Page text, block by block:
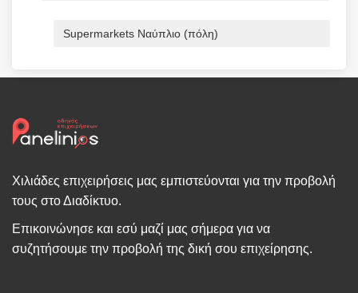
Supermarkets Ναύπλιο (πόλη)
Χιλιάδες επιχειρήσεις μας εμπιστεύονται για την προβολή
τους στο Διαδίκτυο.
Επικοινώνησε και εσύ μαζί μας σήμερα για να
συζητήσουμε την προβολή της δική σου επιχείρησης.